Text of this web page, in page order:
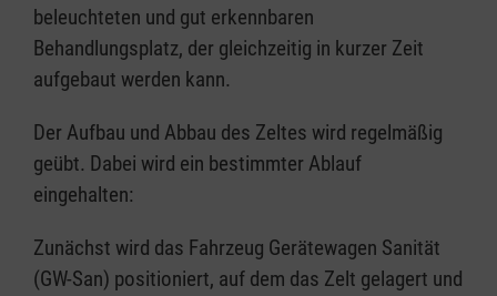
beleuchteten und gut erkennbaren
Behandlungsplatz, der gleichzeitig in kurzer Zeit
aufgebaut werden kann.
Der Aufbau und Abbau des Zeltes wird regelmäßig
geübt. Dabei wird ein bestimmter Ablauf
eingehalten:
Zunächst wird das Fahrzeug Gerätewagen Sanität
(GW-San) positioniert, auf dem das Zelt gelagert und